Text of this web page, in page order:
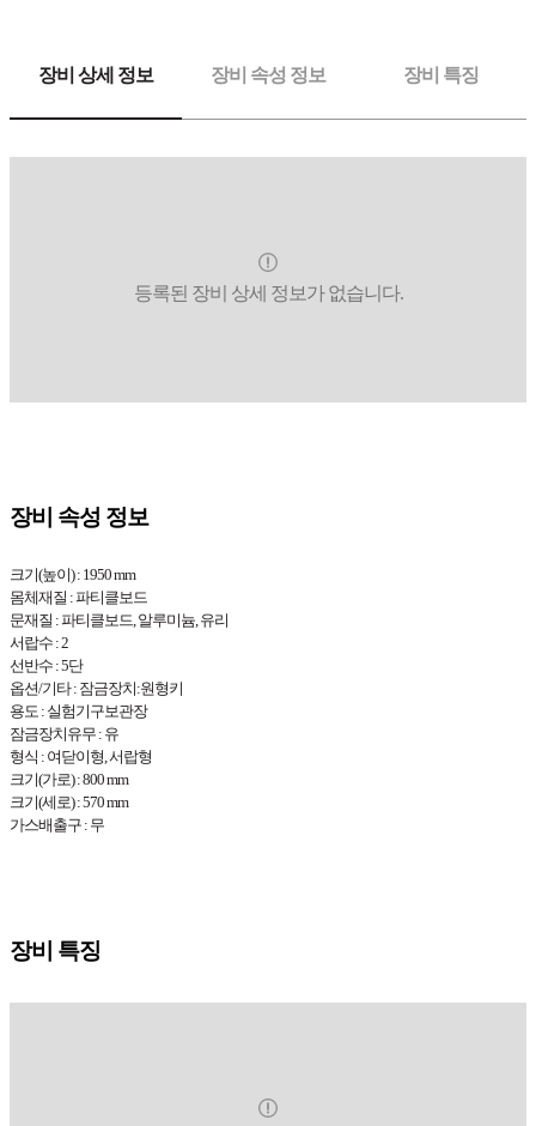
장비 상세 정보 장비 속성 정보 장비 특징
등록된 장비 상세 정보가 없습니다.
장비 속성 정보
크기(높이) : 1950 mm
몸체재질 : 파티클보드
문재질 : 파티클보드, 알루미늄, 유리
서랍수 : 2
선반수 : 5단
옵션/기타 : 잠금장치:원형키
용도 : 실험기구보관장
잠금장치유무 : 유
형식 : 여닫이형, 서랍형
크기(가로) : 800 mm
크기(세로) : 570 mm
가스배출구 : 무
장비 특징